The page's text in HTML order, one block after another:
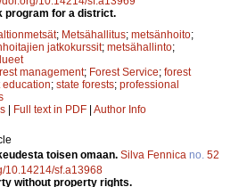
program for a district.
; Metsähallitus; metsänhoito;
jatkokurssit; metsähallinto;
management; Forest Service; forest
education; state forests; professional
| Full text in PDF | Author Info
toisen omaan. Silva Fennica no. 52
10.14214/sf.a13968
without property rights.